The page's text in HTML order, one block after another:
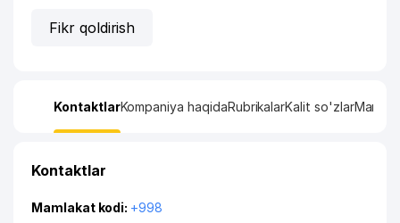
Fikr qoldirish
KontaktlarKompaniya haqidaRubrikalarKalit so'zlarManzil
Kontaktlar
Mamlakat kodi: +998